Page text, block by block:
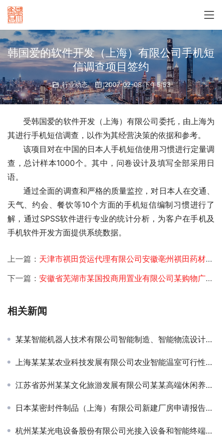
韩国爱的软件开发（上海）有限公司手机短
信调查项目签约
行业动态 2007-02-08 下午5:53
受韩国爱的软件开发（上海）有限公司委托，由上海为
其进行手机短信调查，以作为其经营决策的依据和参考。
该项目对在中国的日本人手机短信使用习惯进行定量调
查，总计样本1000个。其中，问卷设计及填写全部采用日
语。
通过全面的调查和严格的质量监控，对日本人在交通、
天气、约会、餐饮等10个方面的手机短信编制习惯进行了
解，通过SPSS软件进行专业的统计分析，为客户在手机及
手机软件开发方面提供系统数据。
上一篇： 天津市祺田货运代理有限公司安徽亳州祺田药材交易市场功能定位与发展战略规划项目签约
下一篇： 安徽省芜湖市某国投商用置业有限公司某购物广场功能定位与经营规划项目签约
相关新闻
某某智能机器人技术有限公司智能制造、智能物流设计与调试中心（东区）节能评估
上海某某某农业科技发展有限公司农业智能温室可行性研究项目签约
江苏省苏州某某文化旅游发展有限公司某某高端休闲养生文化产业园项目规划
日本某密封件制品（上海）有限公司新建厂房申请报告项目签约
杭州某某光电设备股份有限公司光接入设备和智能终端研发中心项目可研-IPO